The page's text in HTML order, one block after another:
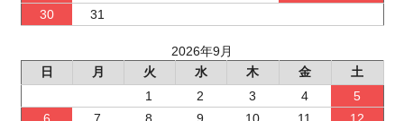
30
31
2026年9月
日
月 火 水 木 金
土
1
2 3 4
5
6
7 8 9 10 11
12